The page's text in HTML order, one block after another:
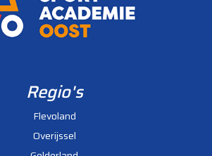
Regio's
Flevoland
Overijssel